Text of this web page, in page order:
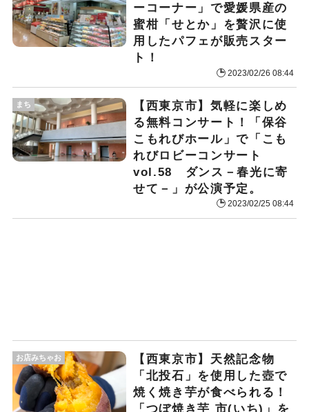
ーコーナー」で愛媛県産の
蜜柑「せとか」を贅沢に使
用したパフェが販売スター
ト！
2023/02/26 08:44
【西東京市】気軽に楽しめ
る無料コンサート！「保谷
こもれびホール」で「こも
れびロビーコンサート
vol.58 ダンス－春光に寄
せて－」が公演予定。
2023/02/25 08:44
まち
【西東京市】天然記念物
「北投石」を使用した壺で
焼く焼き芋が食べられる！
「つぼ焼き芋 市(いち)」を
お店みちゃお